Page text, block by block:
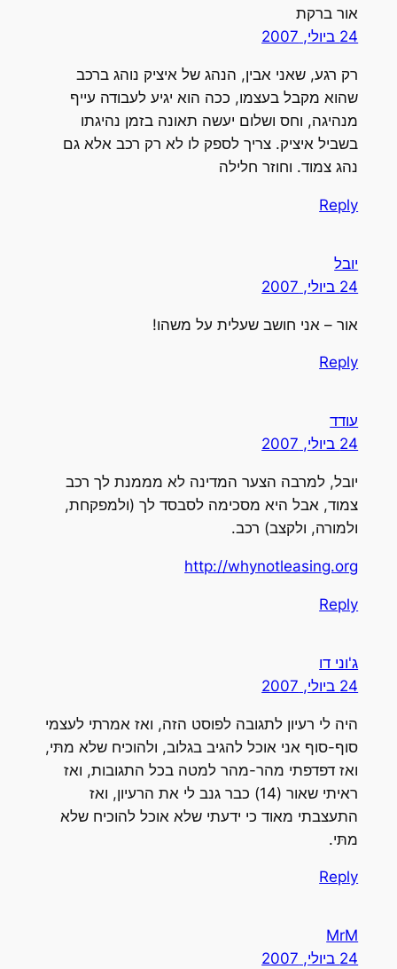
אור ברקת
24 ביולי, 2007
רק רגע, שאני אבין, הנהג של איציק נוהג ברכב
שהוא מקבל בעצמו, ככה הוא יגיע לעבודה עייף
מנהיגה, וחס ושלום יעשה תאונה בזמן נהיגתו
בשביל איציק. צריך לספק לו לא רק רכב אלא גם
נהג צמוד. וחוזר חלילה
Reply
יובל
24 ביולי, 2007
אור – אני חושב שעלית על משהו!
Reply
עודד
24 ביולי, 2007
יובל, למרבה הצער המדינה לא מממנת לך רכב
צמוד, אבל היא מסכימה לסבסד לך (ולמפקחת,
ולמורה, ולקצב) רכב.
http://whynotleasing.org
Reply
ג'וני דו
24 ביולי, 2007
היה לי רעיון לתגובה לפוסט הזה, ואז אמרתי לעצמי
סוף-סוף אני אוכל להגיב בגלוב, ולהוכיח שלא מתּי,
ואז דפדפתי מהר-מהר למטה בכל התגובות, ואז
ראיתי שאור (14) כבר גנב לי את הרעיון, ואז
התעצבתי מאוד כי ידעתי שלא אוכל להוכיח שלא
מתּי.
Reply
MrM
24 ביולי, 2007